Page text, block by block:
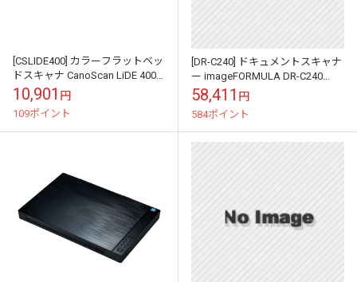
[CSLIDE400] カラーフラットベッ
ドスキャナ CanoScan LiDE 400
2996C001
10,901 円
109ポイント
[DR-C240] ドキュメントスキャナ
ー imageFORMULA DR-C240
0651C001
58,411 円
584ポイント